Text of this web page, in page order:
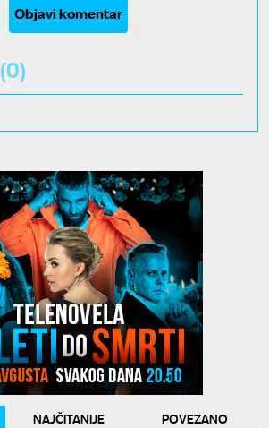
Objavi komentar
(0)
NAJČITANIJE
POVEZANO